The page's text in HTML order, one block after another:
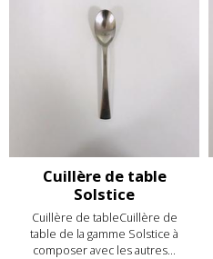
Cuillère de table
Solstice
Cuillère de tableCuillère de
table de la gamme Solstice à
composer avec les autres...